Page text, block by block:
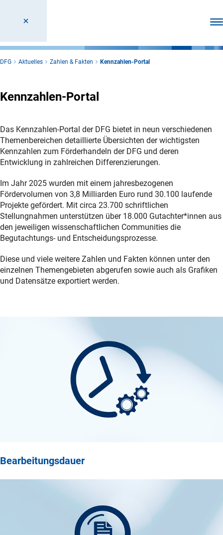
DFG Aktuelles Zahlen & Fakten Kennzahlen-Portal
Kennzahlen-Portal
Das Kennzahlen-Portal der DFG bietet in neun verschiedenen
Themenbereichen detaillierte Übersichten der wichtigsten
Kennzahlen zum Förderhandeln der DFG und deren
Entwicklung in zahlreichen Differenzierungen.
Im Jahr 2025 wurden mit einem jahresbezogenen
Fördervolumen von 3,8 Milliarden Euro rund 30.100 laufende
Projekte gefördert. Mit circa 23.700 schriftlichen
Stellungnahmen unterstützen über 18.000 Gutachter*innen aus
den jeweiligen wissenschaftlichen Communities die
Begutachtungs- und Entscheidungsprozesse.
Diese und viele weitere Zahlen und Fakten können unter den
einzelnen Themengebieten abgerufen sowie auch als Grafiken
und Datensätze exportiert werden.
Bearbeitungsdauer